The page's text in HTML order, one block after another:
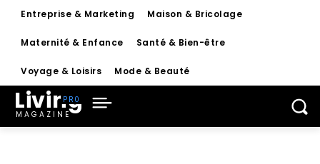
Entreprise & Marketing Maison & Bricolage
Maternité & Enfance Santé & Bien-être
Voyage & Loisirs Mode & Beauté
Living
MAGAZINE